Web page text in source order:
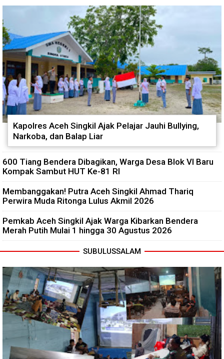
Kapolres Aceh Singkil Ajak Pelajar Jauhi Bullying,
Narkoba, dan Balap Liar
600 Tiang Bendera Dibagikan, Warga Desa Blok VI Baru
Kompak Sambut HUT Ke-81 RI
Membanggakan! Putra Aceh Singkil Ahmad Thariq
Perwira Muda Ritonga Lulus Akmil 2026
Pemkab Aceh Singkil Ajak Warga Kibarkan Bendera
Merah Putih Mulai 1 hingga 30 Agustus 2026
SUBULUSSALAM